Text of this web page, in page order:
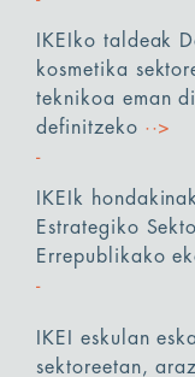
IKEIko taldeak
kosmetika
teknikoa eman
definitzeko ··>
IKEIk
Estrategiko
Errepublikako
IKEI eskulan
sektoreetan,